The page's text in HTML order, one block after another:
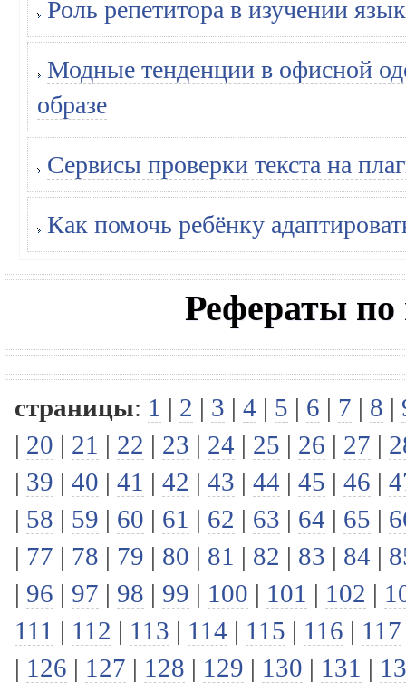
Роль репетитора в изучении
Модные тенденции в офисной
образе
Сервисы проверки текста на
Как помочь ребёнку
Рефераты по
страницы: 1 | 2 | 3 | 4 | 5 | 6 | 7 | 8 |
| 20 | 21 | 22 | 23 | 24 | 25 | 26 | 27 |
| 39 | 40 | 41 | 42 | 43 | 44 | 45 | 46 |
| 58 | 59 | 60 | 61 | 62 | 63 | 64 | 65 |
| 77 | 78 | 79 | 80 | 81 | 82 | 83 | 84 |
| 96 | 97 | 98 | 99 | 100 | 101 | 102 |
111 | 112 | 113 | 114 | 115 | 116 | 117
| 126 | 127 | 128 | 129 | 130 | 131 |